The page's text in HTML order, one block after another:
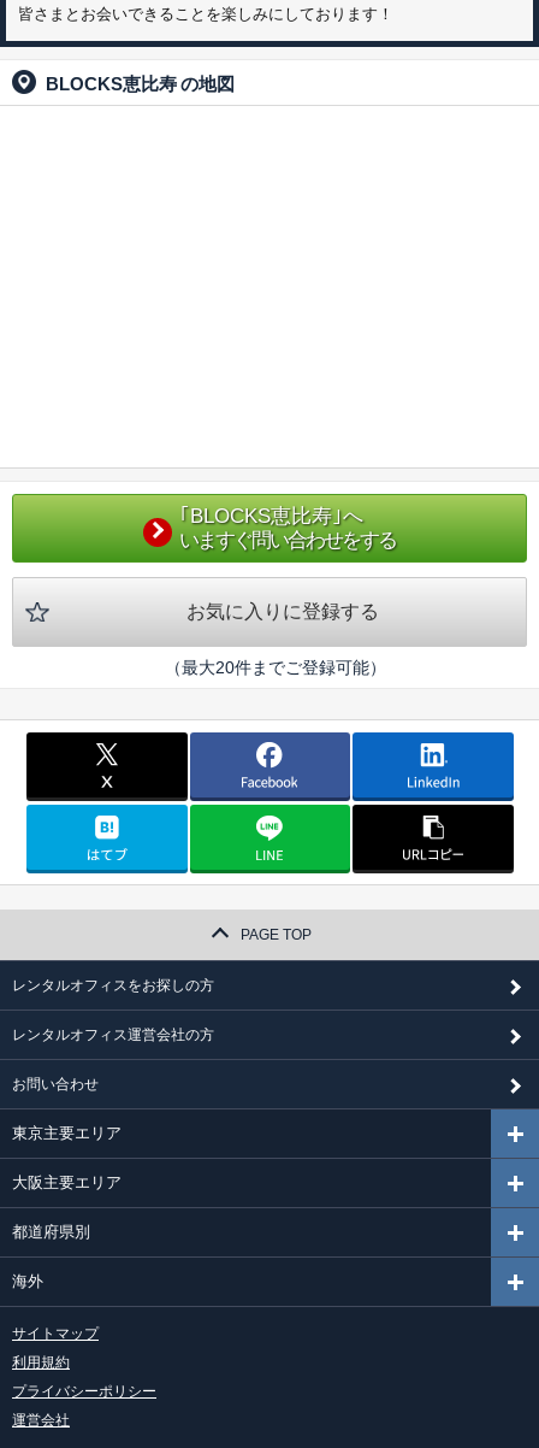
皆さまとお会いできることを楽しみにしております！
BLOCKS恵比寿の地図
｢BLOCKS恵比寿｣へ
いますぐ問い合わせをする
お気に入りに登録する
（最大20件までご登録可能）
PAGE TOP
レンタルオフィスをお探しの方
レンタルオフィス運営会社の方
お問い合わせ
東京主要エリア
大阪主要エリア
都道府県別
海外
サイトマップ
利用規約
プライバシーポリシー
運営会社